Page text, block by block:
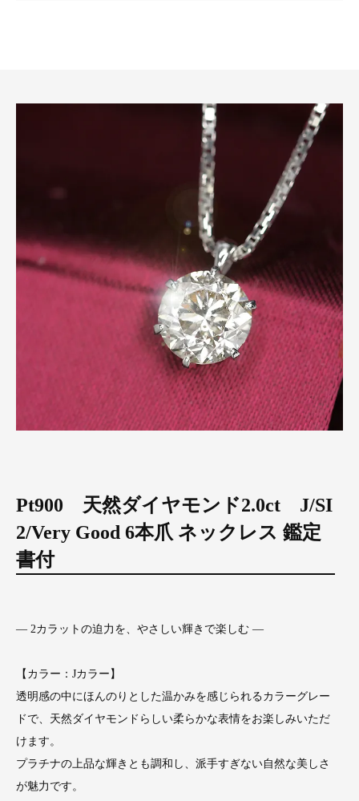
Pt900 天然ダイヤモンド2.0ct J/SI
2/Very Good 6本爪 ネックレス 鑑定
書付
― 2カラットの迫力を、やさしい輝きで楽しむ ―
【カラー：Jカラー】
透明感の中にほんのりとした温かみを感じられるカラーグレー
ドで、天然ダイヤモンドらしい柔らかな表情をお楽しみいただ
けます。
プラチナの上品な輝きとも調和し、派手すぎない自然な美しさ
が魅力です。